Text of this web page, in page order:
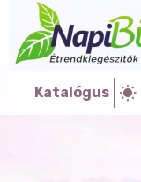
Katalógus